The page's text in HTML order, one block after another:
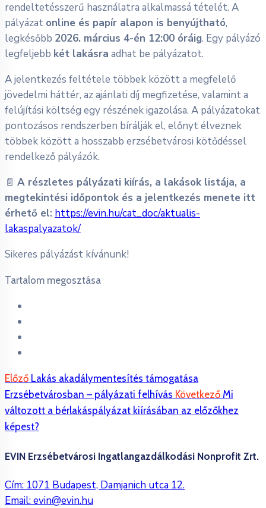
rendeltetésszerű használatra alkalmassá tételét. A
pályázat online és papír alapon is benyújtható,
legkésőbb 2026. március 4-én 12:00 óráig. Egy pályázó
legfeljebb két lakásra adhat be pályázatot.
A jelentkezés feltétele többek között a megfelelő
jövedelmi háttér, az ajánlati díj megfizetése, valamint a
felújítási költség egy részének igazolása. A pályázatokat
pontozásos rendszerben bírálják el, előnyt élveznek
többek között a hosszabb erzsébetvárosi kötődéssel
rendelkező pályázók.
📄 A részletes pályázati kiírás, a lakások listája, a
megtekintési időpontok és a jelentkezés menete itt
érhető el: https://evin.hu/cat_doc/aktualis-
lakaspalyazatok/
Sikeres pályázást kívánunk!
Tartalom megosztása
Előző Lakás akadálymentesítés támogatása
Erzsébetvárosban – pályázati felhívás Következő Mi
változott a bérlakáspályázat kiírásában az előzőkhez
képest?
EVIN Erzsébetvárosi Ingatlangazdálkodási Nonprofit Zrt.
Cím: 1071 Budapest, Damjanich utca 12.
Email:evin@evin.hu